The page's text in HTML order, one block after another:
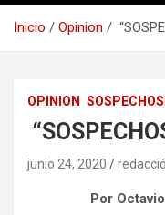
Inicio Opinion
OPINION
junio 24, 2020
Por